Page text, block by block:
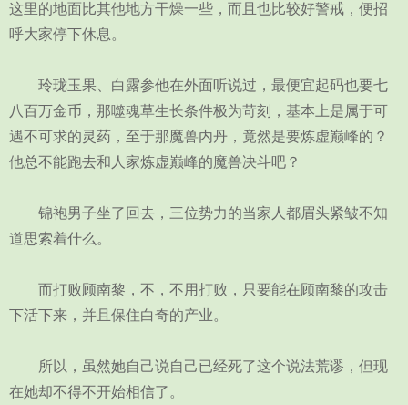
这里的地面比其他地方干燥一些，而且也比较好警戒，便招
呼大家停下休息。
玲珑玉果、白露参他在外面听说过，最便宜起码也要七
八百万金币，那噬魂草生长条件极为苛刻，基本上是属于可
遇不可求的灵药，至于那魔兽内丹，竟然是要炼虚巅峰的？
他总不能跑去和人家炼虚巅峰的魔兽决斗吧？
锦袍男子坐了回去，三位势力的当家人都眉头紧皱不知
道思索着什么。
而打败顾南黎，不，不用打败，只要能在顾南黎的攻击
下活下来，并且保住白奇的产业。
所以，虽然她自己说自己已经死了这个说法荒谬，但现
在她却不得不开始相信了。